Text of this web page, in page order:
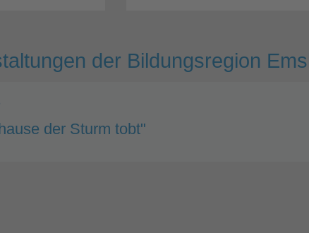
der Bildungsregion
der Sturm tobt"